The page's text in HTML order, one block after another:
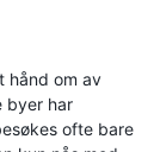
hånd om av
byer har
ofte bare